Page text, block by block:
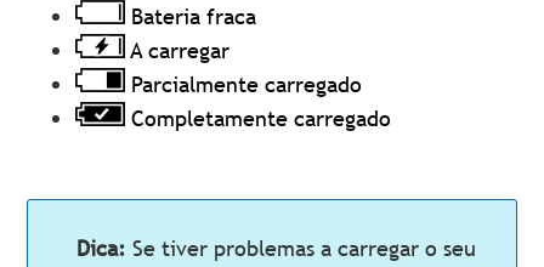
Bateria fraca
A carregar
Parcialmente carregado
Completamente carregado
Dica:Se tiver problemas a carregar o seu